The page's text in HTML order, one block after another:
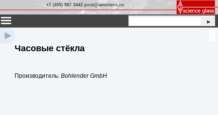
+7 (495) 987 3443 post@amintecs.ru
►
►
Часовые стёкла
Производитель: Bohlender GmbH